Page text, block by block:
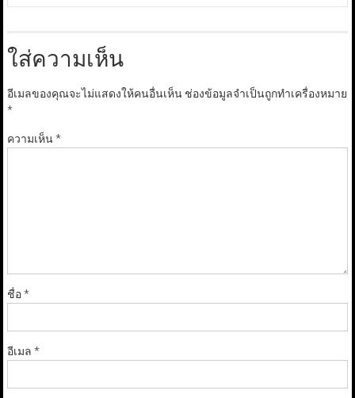
ใส่ความเห็น
อีเมลของคุณจะไม่แสดงให้คนอื่นเห็น ช่องข้อมูลจำเป็นถูกทำเครื่องหมาย
*
ความเห็น*
ชื่อ*
อีเมล *